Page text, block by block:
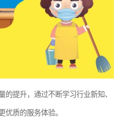
提升，通过不断学习行业新知、
优质的服务体验。